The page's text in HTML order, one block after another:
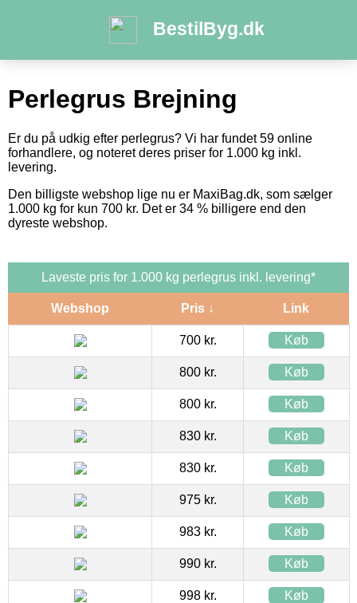
BestilByg.dk
Perlegrus Brejning
Er du på udkig efter perlegrus? Vi har fundet 59 online
forhandlere, og noteret deres priser for 1.000 kg inkl.
levering.
Den billigste webshop lige nu er MaxiBag.dk, som sælger
1.000 kg for kun 700 kr. Det er 34 % billigere end den
dyreste webshop.
Laveste pris for 1.000 kg perlegrus inkl. levering*
Webshop Pris ↓ Link
700 kr. Køb
800 kr. Køb
800 kr. Køb
830 kr. Køb
830 kr. Køb
975 kr. Køb
983 kr. Køb
990 kr. Køb
998 kr. Køb